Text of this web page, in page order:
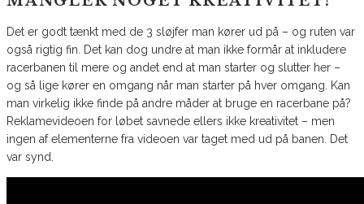
Det er godt tænkt med de 3 sløjfer man kører ud på – og ruten var
også rigtig fin. Det kan dog undre at man ikke formår at inkludere
racerbanen til mere og andet end at man starter og slutter her –
og så lige kører en omgang når man starter på hver omgang. Kan
man virkelig ikke finde på andre måder at bruge en racerbane på?
Reklamevideoen for løbet savnede ellers ikke kreativitet – men
ingen af elementerne fra videoen var taget med ud på banen. Det
var synd.